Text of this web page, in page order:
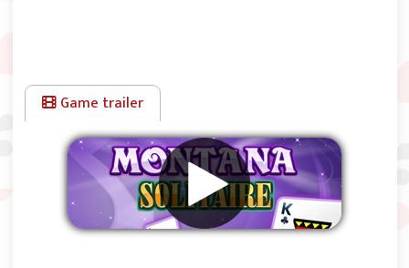
Game trailer